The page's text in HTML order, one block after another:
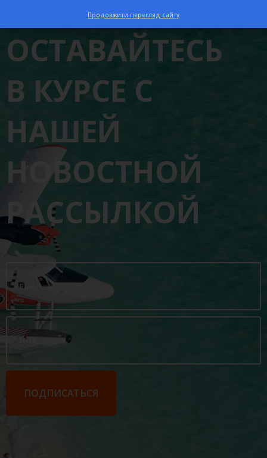
ОСТАВАЙТЕСЬ
В КУРСЕ С
НАШЕЙ
НОВОСТНОЙ
РАССЫЛКОЙ
ПОДПИСАТЬСЯ
Продовжити перегляд сайту